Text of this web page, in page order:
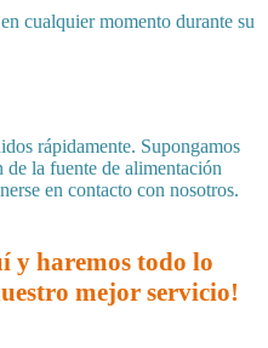
cualquier momento durante su
rápidamente. Supongamos
de la fuente de alimentación
en contacto con nosotros.
y haremos todo lo
mejor servicio!